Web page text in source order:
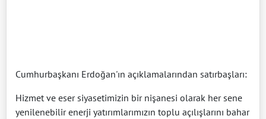
Cumhurbaşkanı Erdoğan'ın açıklamalarından satırbaşları:
Hizmet ve eser siyasetimizin bir nişanesi olarak her sene
yenilenebilir enerji yatırımlarımızın toplu açılışlarını bahar